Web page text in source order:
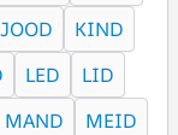
JOOD
KIND
LED
LID
MAND MEID